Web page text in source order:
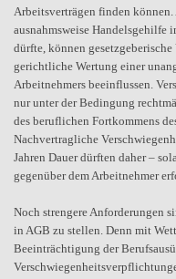
Arbeitsverträgen finden
ausnahmsweise Handelsgehilfe
dürfte, können
gerichtliche Wertung einer
Arbeitnehmers beeinflussen.
nur unter der Bedingung
des beruflichen Fortkommens
Nachvertragliche
Jahren Dauer dürften daher –
gegenüber dem Arbeitnehmer
Noch strengere Anforderungen
in AGB zu stellen. Denn mit
Beeinträchtigung der